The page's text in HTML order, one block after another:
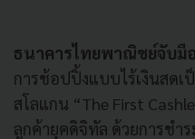
ธนาคารไทยพาณิชย์จับมือ
การช้อปปิ้งแบบไร้เงินสดเ
สโลแกน “The First
ลูกค้ายุคดิจิทัล ด้วยการชำร